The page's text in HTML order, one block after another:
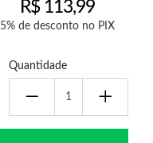
R$113,99
5% de desconto no PIX
Quantidade